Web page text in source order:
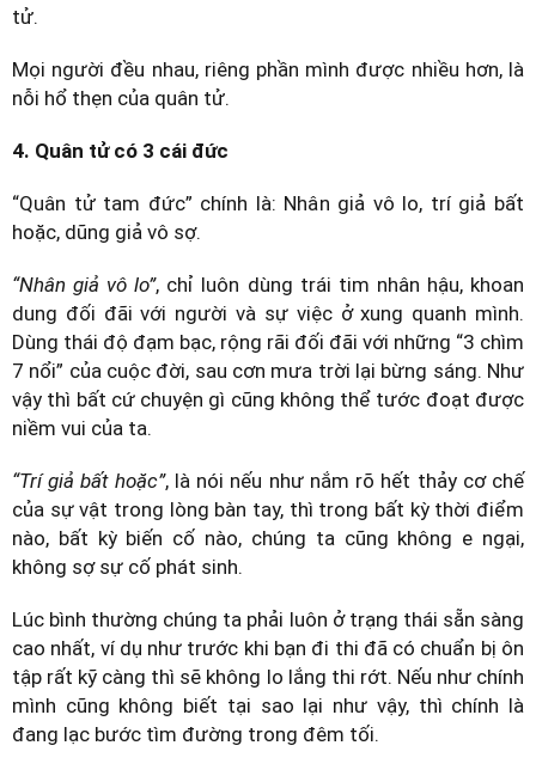
tử.
Mọi người đều nhau, riêng phần mình được nhiều hơn, là
nỗi hổ thẹn của quân tử.
4. Quân tử có 3 cái đức
“Quân tử tam đức” chính là: Nhân giả vô lo, trí giả bất
hoặc, dũng giả vô sợ.
“Nhân giả vô lo”, chỉ luôn dùng trái tim nhân hậu, khoan
dung đối đãi với người và sự việc ở xung quanh mình.
Dùng thái độ đạm bạc, rộng rãi đối đãi với những “3 chìm
7 nổi” của cuộc đời, sau cơn mưa trời lại bừng sáng. Như
vậy thì bất cứ chuyện gì cũng không thể tước đoạt được
niềm vui của ta.
“Trí giả bất hoặc”, là nói nếu như nắm rõ hết thảy cơ chế
của sự vật trong lòng bàn tay, thì trong bất kỳ thời điểm
nào, bất kỳ biến cố nào, chúng ta cũng không e ngại,
không sợ sự cố phát sinh.
Lúc bình thường chúng ta phải luôn ở trạng thái sẵn sàng
cao nhất, ví dụ như trước khi bạn đi thi đã có chuẩn bị ôn
tập rất kỹ càng thì sẽ không lo lắng thi rớt. Nếu như chính
mình cũng không biết tại sao lại như vậy, thì chính là
đang lạc bước tìm đường trong đêm tối.